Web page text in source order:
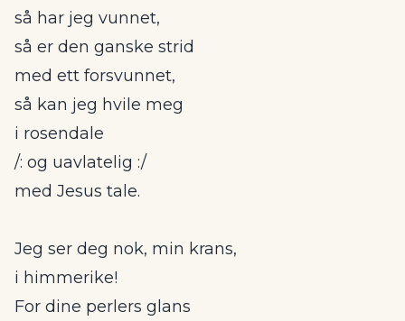
så har jeg vunnet,
så er den ganske strid
med ett forsvunnet,
så kan jeg hvile meg
i rosendale
/: og uavlatelig :/
med Jesus tale.
Jeg ser deg nok, min krans,
i himmerike!
For dine perlers glans